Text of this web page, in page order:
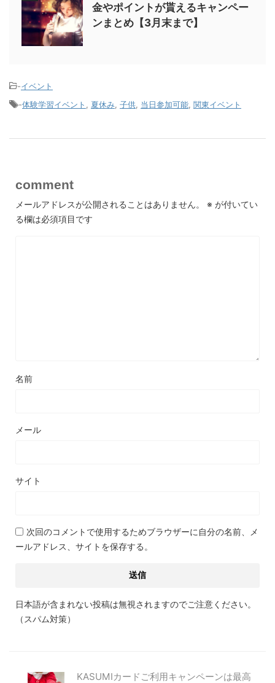
金やポイントが貰えるキャンペー
ンまとめ【3月末まで】
-イベント
-体験学習イベント 夏休み 子供 当日参加可能 関東イベント
comment
メールアドレスが公開されることはありません。 ※ が付いてい
る欄は必須項目です
名前
メール
サイト
次回のコメントで使用するためブラウザーに自分の名前、メ
ールアドレス、サイトを保存する。
日本語が含まれない投稿は無視されますのでご注意ください。
（スパム対策）
KASUMIカードご利用キャンペーンは最高